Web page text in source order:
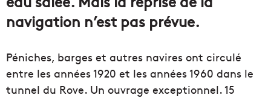
navigation n’est pas prévue.
Péniches, barges et autres navires ont circulé
entre les années 1920 et les années 1960 dans le
tunnel du Rove. Un ouvrage exceptionnel. 15